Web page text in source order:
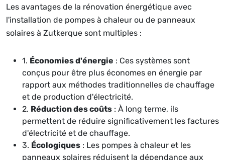
Les avantages de la rénovation énergétique avec
l'installation de pompes à chaleur ou de panneaux
solaires à Zutkerque sont multiples :
1. Économies d'énergie : Ces systèmes sont
conçus pour être plus économes en énergie par
rapport aux méthodes traditionnelles de chauffage
et de production d'électricité.
2. Réduction des coûts : À long terme, ils
permettent de réduire significativement les factures
d'électricité et de chauffage.
3. Écologiques : Les pompes à chaleur et les
panneaux solaires réduisent la dépendance aux